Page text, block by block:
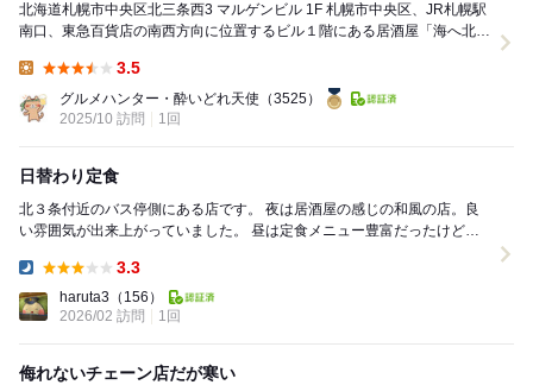
北海道札幌市中央区北三条西3 マルゲンビル 1F 札幌市中央区、JR札幌駅
南口、東急百貨店の南西方向に位置するビル１階にある居酒屋「海へ北3
3.5
グルメハンター・酔いどれ天使 （3525）
2025/10 訪問
1回
日替わり定食
北３条付近のバス停側にある店です。 夜は居酒屋の感じの和風の店。良
い雰囲気が出来上がっていました。 昼は定食メニュー豊富だったけど、
3.3
haruta3 （156）
2026/02 訪問
1回
侮れないチェーン店だが寒い